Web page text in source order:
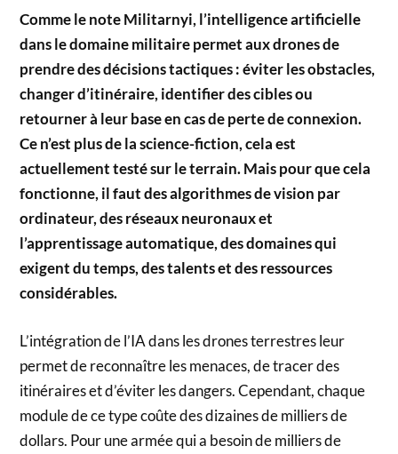
Comme le note Militarnyi, l’intelligence artificielle
dans le domaine militaire permet aux drones de
prendre des décisions tactiques : éviter les obstacles,
changer d’itinéraire, identifier des cibles ou
retourner à leur base en cas de perte de connexion.
Ce n’est plus de la science-fiction, cela est
actuellement testé sur le terrain. Mais pour que cela
fonctionne, il faut des algorithmes de vision par
ordinateur, des réseaux neuronaux et
l’apprentissage automatique, des domaines qui
exigent du temps, des talents et des ressources
considérables.
L’intégration de l’IA dans les drones terrestres leur
permet de reconnaître les menaces, de tracer des
itinéraires et d’éviter les dangers. Cependant, chaque
module de ce type coûte des dizaines de milliers de
dollars. Pour une armée qui a besoin de milliers de